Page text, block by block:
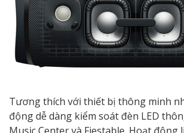
Tương thích với thiết bị thông minh
động dễ dàng kiểm soát đèn LED
Music Center và Fiestable. Hoạt động